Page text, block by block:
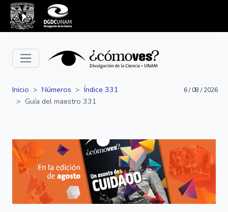
Inicio Números
Índice 331
Guía del maestro 331
6 / 08 / 2026
Siguiente Anterior